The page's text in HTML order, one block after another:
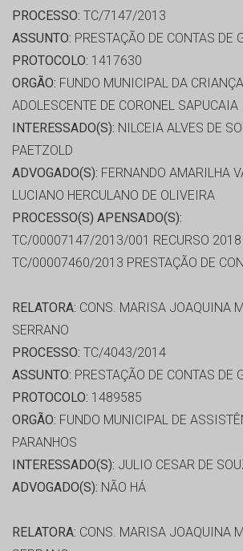
PROCESSO: TC/7147/2013
ASSUNTO: PRESTAÇÃO DE CONTAS DE
PROTOCOLO: 1417630
ORGÃO: FUNDO MUNICIPAL DA
ADOLESCENTE DE CORONEL SAPUCAIA
INTERESSADO(S): NILCEIA ALVES DE
PAETZOLD
ADVOGADO(S): FERNANDO AMARILHA
LUCIANO HERCULANO DE OLIVEIRA
PROCESSO(S) APENSADO(S):
TC/00007147/2013/001 RECURSO 2018
TC/00007460/2013 PRESTAÇÃO DE
RELATORA: CONS. MARISA JOAQUINA
SERRANO
PROCESSO: TC/4043/2014
ASSUNTO: PRESTAÇÃO DE CONTAS DE
PROTOCOLO: 1489585
ORGÃO: FUNDO MUNICIPAL DE
PARANHOS
INTERESSADO(S): JULIO CESAR DE
ADVOGADO(S): NÃO HÁ
RELATORA: CONS. MARISA JOAQUINA